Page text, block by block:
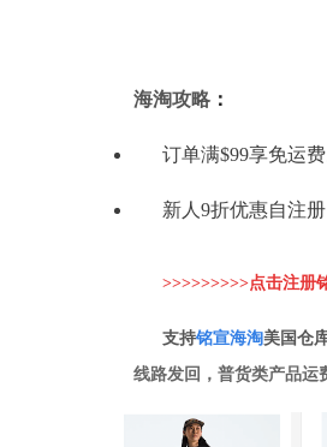
海淘攻略 ：
订单满$99享免运费
新人9折优惠自注
>>>>>>>>>点击注册
支持铭宣海淘美国仓
线路发回，普货类产品运